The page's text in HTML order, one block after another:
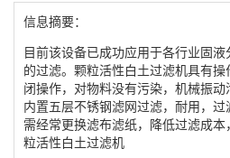
信息摘要：
目前该设备已成功应用于各行业固
的过滤。颗粒活性白土过滤机具有
闭操作，对物料没有污染，机械振动
内置五层不锈钢滤网过滤，耐用，
需经常更换滤布滤纸，降低过滤成
粒活性白土过滤机